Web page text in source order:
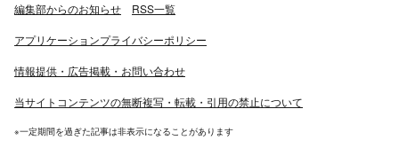
編集部からのお知らせ RSS一覧
アプリケーションプライバシーポリシー
情報提供・広告掲載・お問い合わせ
当サイトコンテンツの無断複写・転載・引用の禁止について
※一定期間を過ぎた記事は非表示になることがあります